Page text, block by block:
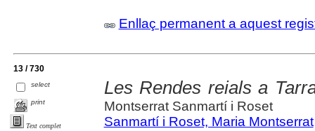
Enllaç permanent a aquest
13 / 730
select
print
Text complet
Les Rendes reials a
Montserrat Sanmartí i Roset
Sanmartí i Roset, Maria Montserrat